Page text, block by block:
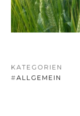
KATEGORIEN
#ALLGEMEIN